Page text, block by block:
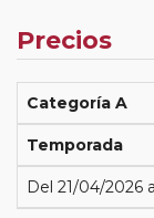
Precios
Categoría A
Temporada
Del 21/04/2026